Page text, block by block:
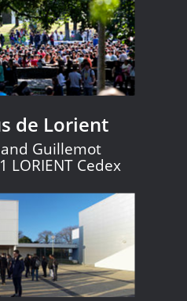
de Lorient
Guillemot
LORIENT Cedex